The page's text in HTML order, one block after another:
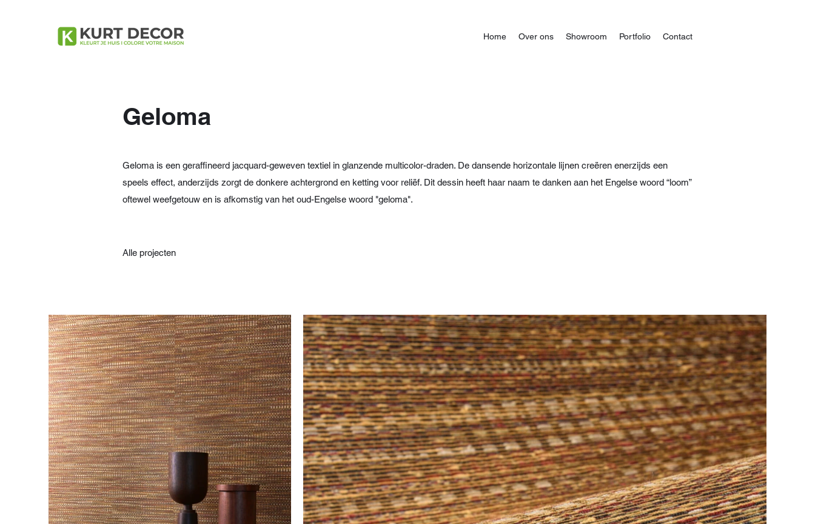
Home Over ons Showroom Portfolio Contact
Geloma
Geloma is een geraffineerd jacquard-geweven textiel in glanzende multicolor-draden. De dansende horizontale lijnen creëren enerzijds een
speels effect, anderzijds zorgt de donkere achtergrond en ketting voor reliëf. Dit dessin heeft haar naam te danken aan het Engelse woord “loom”
oftewel weefgetouw en is afkomstig van het oud-Engelse woord "geloma".
Alle projecten